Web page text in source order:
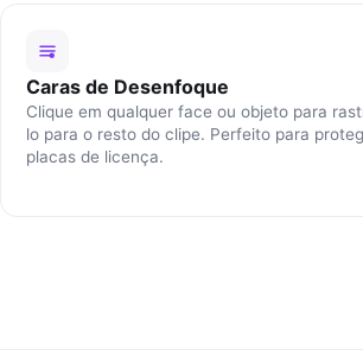
Caras de Desenfoque
Clique em qualquer face ou objeto para
lo para o resto do clipe. Perfeito para
placas de licença.